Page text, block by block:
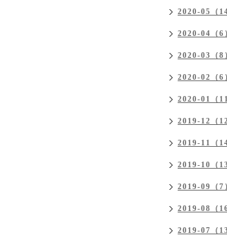
2020-05（14
2020-04（6
2020-03（8
2020-02（6
2020-01（11
2019-12（12
2019-11（14
2019-10（13
2019-09（7
2019-08（16
2019-07（13